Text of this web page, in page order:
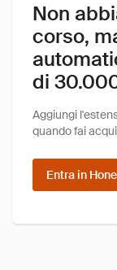
Non
corso,
di
Aggiungi
quando fai
Entra in